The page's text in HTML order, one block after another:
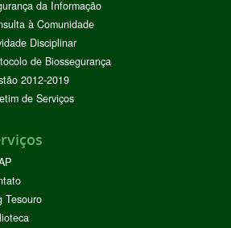
da Informação
à Comunidade
Disciplinar
de Biossegurança
2012-2019
de Serviços
Tesouro